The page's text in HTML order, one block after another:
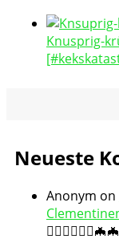
Knusprig-
Neueste
Anonym on